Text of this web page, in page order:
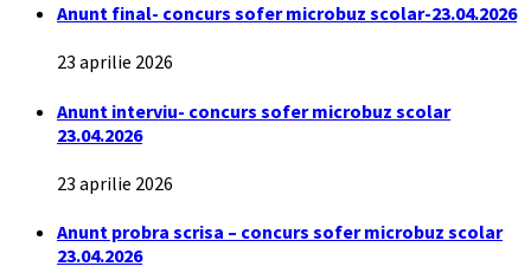
Anunt final- concurs sofer microbuz scolar-23.04.2026
23 aprilie 2026
Anunt interviu- concurs sofer microbuz scolar
23.04.2026
23 aprilie 2026
Anunt probra scrisa – concurs sofer microbuz scolar
23.04.2026